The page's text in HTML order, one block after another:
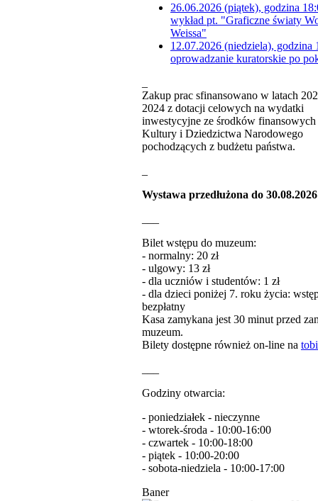
26.06.2026 (piątek), godzina
wykład pt. "Graficzne światy
Weissa"
12.07.2026 (niedziela), godzina
oprowadzanie kuratorskie po
Zakup prac sfinansowano w latach
2024 z dotacji celowych na wydatki
inwestycyjne ze środków
Kultury i Dziedzictwa Narodowego
pochodzących z budżetu państwa.
Wystawa przedłużona do
Bilet wstępu do muzeum:
- normalny: 20 zł
- ulgowy: 13 zł
- dla uczniów i studentów: 1 zł
- dla dzieci poniżej 7. roku życia:
bezpłatny
Kasa zamykana jest 30 minut przed
muzeum.
Bilety dostępne również on-line na
Godziny otwarcia:
- poniedziałek - nieczynne
- wtorek-środa - 10:00-16:00
- czwartek - 10:00-18:00
- piątek - 10:00-20:00
- sobota-niedziela - 10:00-17:00
Baner